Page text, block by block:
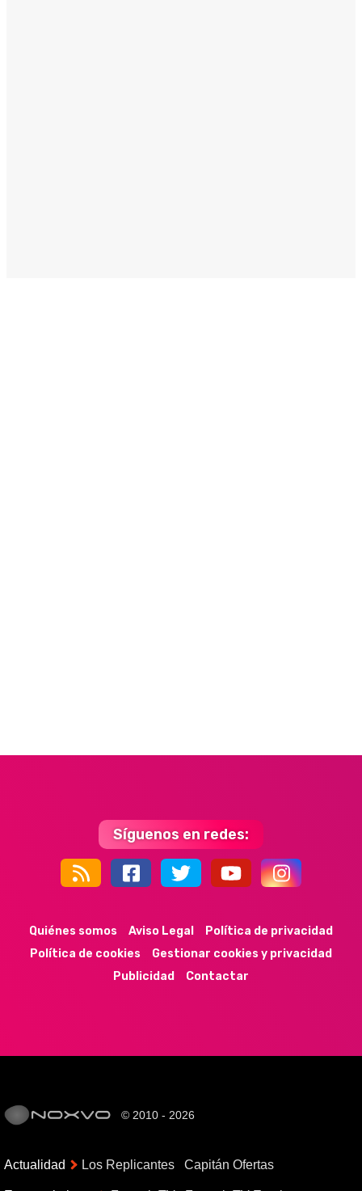
Síguenos en redes:
44k 9k 35k 352
Quiénes somos Aviso Legal
Política de privacidad
Política de cookies
Gestionar cookies y privacidad
Publicidad
Contactar
© 2010 - 2026
Actualidad Los Replicantes Capitán Ofertas